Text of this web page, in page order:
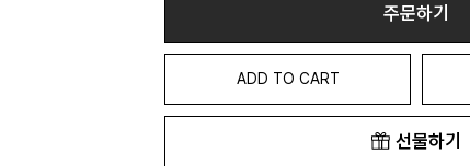
주문하기
ADD TO CART
선물하기